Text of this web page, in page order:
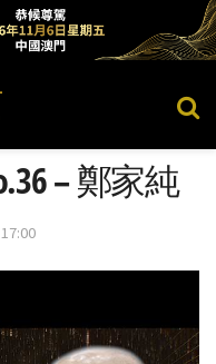
– 鄭家純